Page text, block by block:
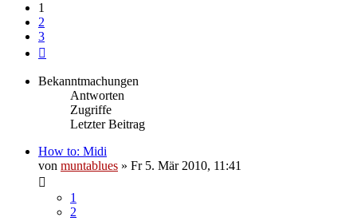
1
2
3
Bekanntmachungen
Antworten
Zugriffe
Letzter Beitrag
How to: Midi
von muntablues » Fr 5. Mär 2010, 11:41
1
2